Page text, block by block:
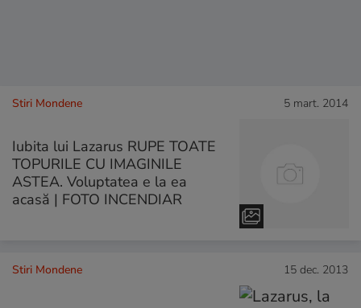
Stiri Mondene 5 mart. 2014
Iubita lui Lazarus RUPE TOATE
TOPURILE CU IMAGINILE
ASTEA. Voluptatea e la ea
acasă | FOTO INCENDIAR
Stiri Mondene 15 dec. 2013